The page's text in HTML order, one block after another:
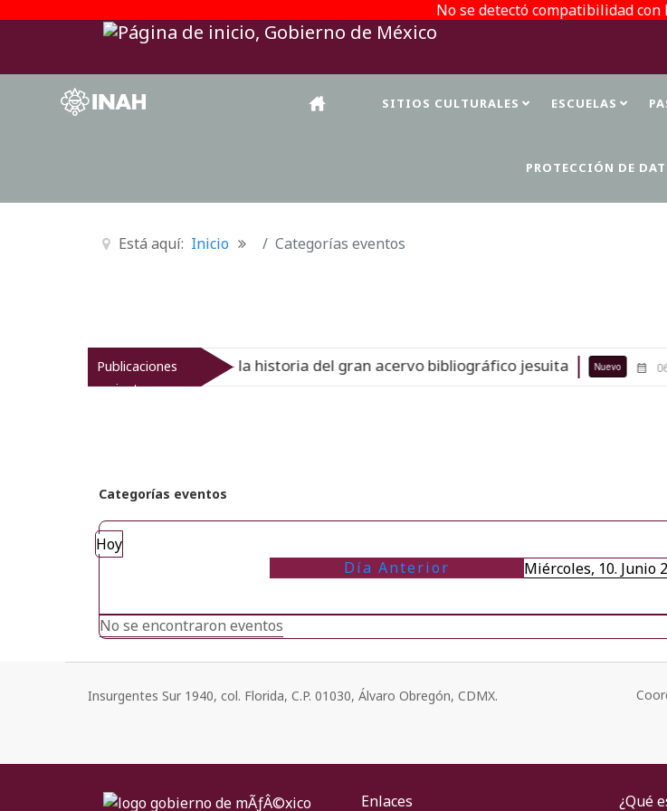
No se detectó compatibilidad con
SITIOS CULTURALES ESCUELAS
PROTECCIÓN DE
Está aquí: Inicio Categorías eventos
Publicaciones
recientes
del Virreinato muestra la historia del gran acervo bibliográfico jesuita Nuevo 06-08-
Categorías eventos
Hoy
Día Anterior
Miércoles, 10. Junio
No se encontraron eventos
Insurgentes Sur 1940, col. Florida, C.P. 01030, Álvaro Obregón, CDMX.
Enlaces ¿Qué